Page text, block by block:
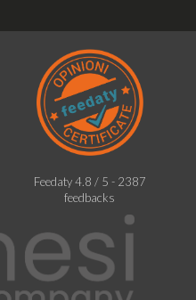
Feedaty4.8 / 5 - 2387
feedbacks